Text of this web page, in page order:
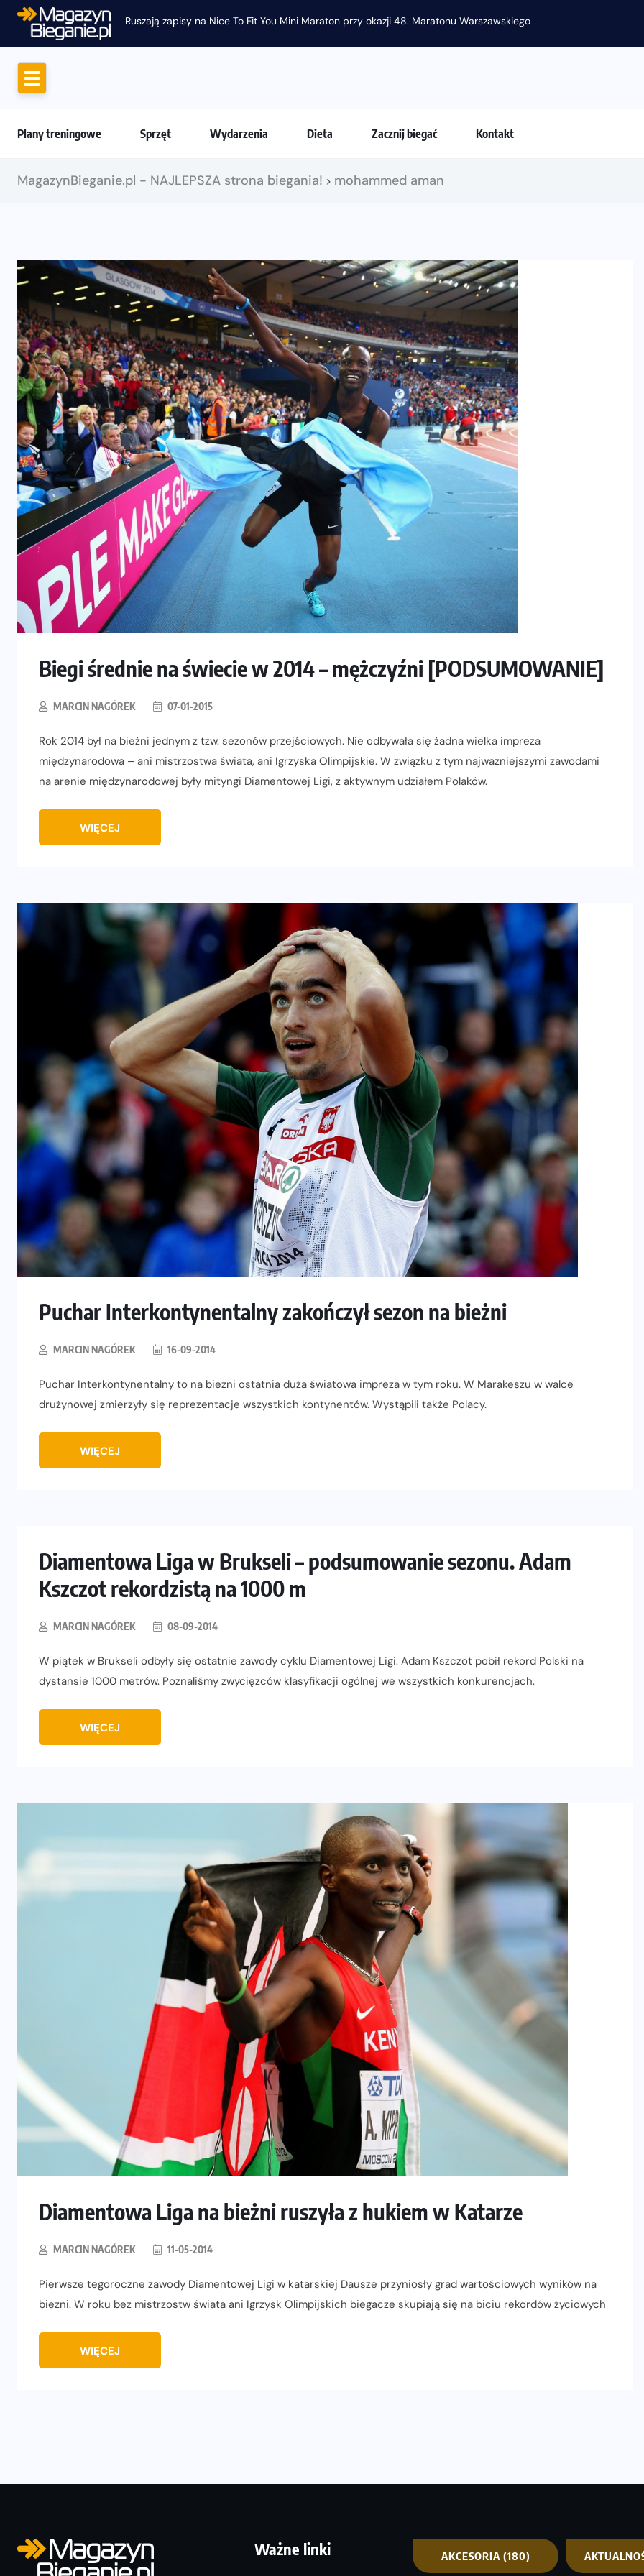
Jak skompletować wygodny strój do biegania latem?
Plany treningowe Sprzęt Wydarzenia Dieta Zacznij biegać Kontakt
MagazynBieganie.pl - NAJLEPSZA strona biegania! > mohammed aman
Biegi średnie na świecie w 2014 – mężczyźni [PODSUMOWANIE]
MARCIN NAGÓREK 07-01-2015
Rok 2014 był na bieżni jednym z tzw. sezonów przejściowych. Nie odbywała się żadna wielka impreza
międzynarodowa – ani mistrzostwa świata, ani Igrzyska Olimpijskie. W związku z tym najważniejszymi zawodami
na arenie międzynarodowej były mityngi Diamentowej Ligi, z aktywnym udziałem Polaków.
WIĘCEJ
Puchar Interkontynentalny zakończył sezon na bieżni
MARCIN NAGÓREK 16-09-2014
Puchar Interkontynentalny to na bieżni ostatnia duża światowa impreza w tym roku. W Marakeszu w walce
drużynowej zmierzyły się reprezentacje wszystkich kontynentów. Wystąpili także Polacy.
WIĘCEJ
Diamentowa Liga w Brukseli – podsumowanie sezonu. Adam
Kszczot rekordzistą na 1000 m
MARCIN NAGÓREK 08-09-2014
W piątek w Brukseli odbyły się ostatnie zawody cyklu Diamentowej Ligi. Adam Kszczot pobił rekord Polski na
dystansie 1000 metrów. Poznaliśmy zwycięzców klasyfikacji ogólnej we wszystkich konkurencjach.
WIĘCEJ
Diamentowa Liga na bieżni ruszyła z hukiem w Katarze
MARCIN NAGÓREK 11-05-2014
Pierwsze tegoroczne zawody Diamentowej Ligi w katarskiej Dausze przyniosły grad wartościowych wyników na
bieżni. W roku bez mistrzostw świata ani Igrzysk Olimpijskich biegacze skupiają się na biciu rekordów życiowych
WIĘCEJ
Ważne linki AKCESORIA (180)